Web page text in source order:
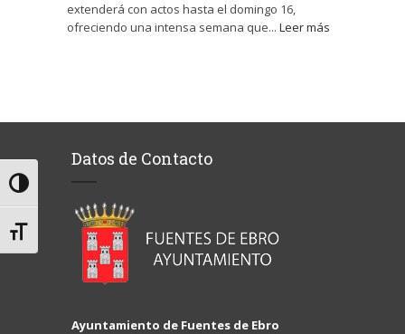
Alternar alto contraste
Alternar tamaño de letra
extenderá con actos hasta el domingo 16,
ofreciendo una intensa semana que... Leer más
Datos de Contacto
Ayuntamiento de Fuentes de Ebro